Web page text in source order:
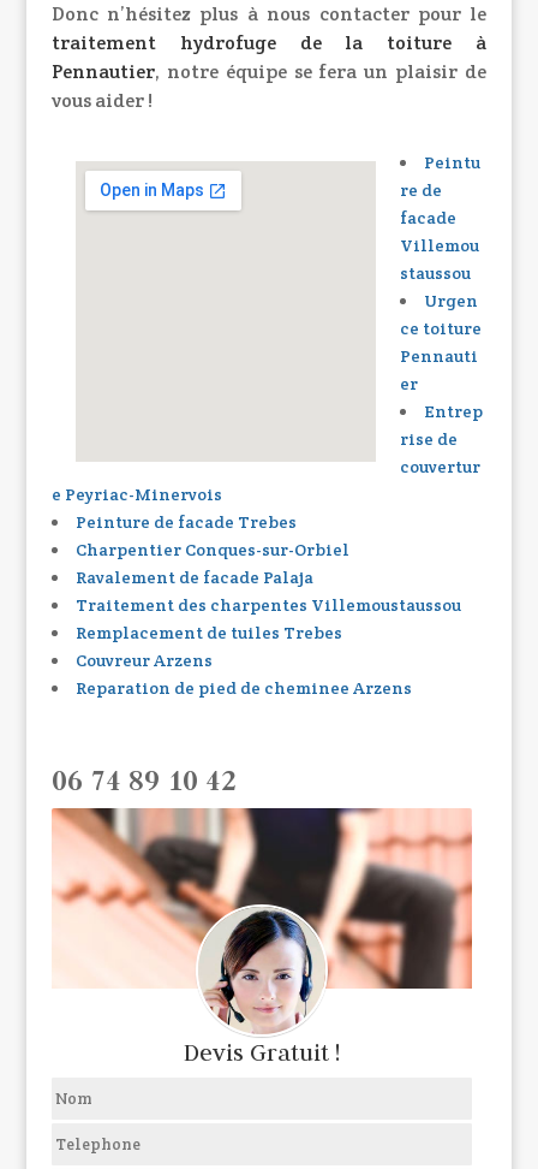
Donc n’hésitez plus à nous contacter pour le
traitement hydrofuge de la toiture à
Pennautier, notre équipe se fera un plaisir de
vous aider !
Peintu
re de
facade
Villemou
staussou
Urgen
ce toiture
Pennauti
er
Entrep
rise de
couvertur
e Peyriac-Minervois
Peinture de facade Trebes
Charpentier Conques-sur-Orbiel
Ravalement de facade Palaja
Traitement des charpentes Villemoustaussou
Remplacement de tuiles Trebes
Couvreur Arzens
Reparation de pied de cheminee Arzens
06 74 89 10 42
Devis Gratuit !